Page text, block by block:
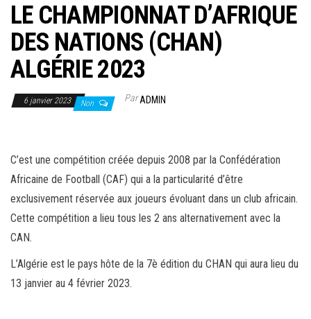
LE CHAMPIONNAT D’AFRIQUE
DES NATIONS (CHAN)
ALGÉRIE 2023
6 janvier 2023 Non ParADMIN
C’est une compétition créée depuis 2008 par la Confédération
Africaine de Football (CAF) qui a la particularité d’être
exclusivement réservée aux joueurs évoluant dans un club africain.
Cette compétition a lieu tous les 2 ans alternativement avec la
CAN.
L’Algérie est le pays hôte de la 7è édition du CHAN qui aura lieu du
13 janvier au 4 février 2023.